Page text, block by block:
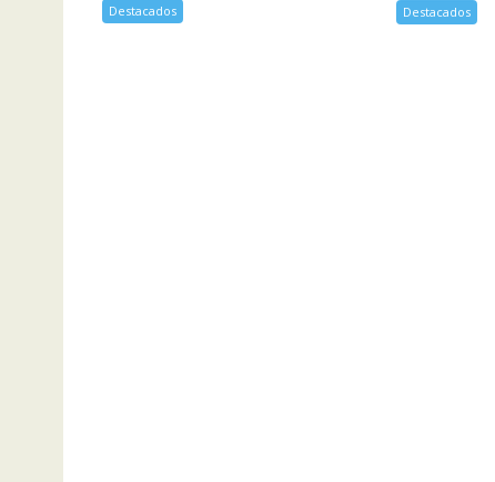
Destacados Destacados